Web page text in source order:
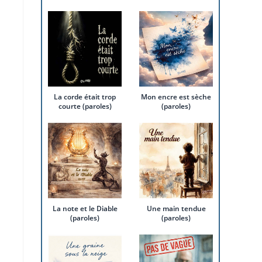
La corde était trop
courte (paroles)
Mon encre est sèche
(paroles)
La note et le Diable
(paroles)
Une main tendue
(paroles)